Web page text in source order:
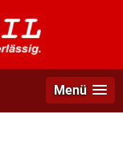
Menü